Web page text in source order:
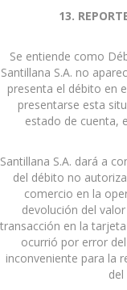
13.
Se entiende como
Santillana S.A. no
presenta el débito en
presentarse esta
estado de cuenta,
Santillana S.A. dará a
del débito no
comercio en la
devolución del
transacción en la
ocurrió por error
inconveniente para la